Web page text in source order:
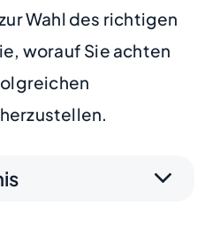
Wahl des richtigen
worauf Sie achten